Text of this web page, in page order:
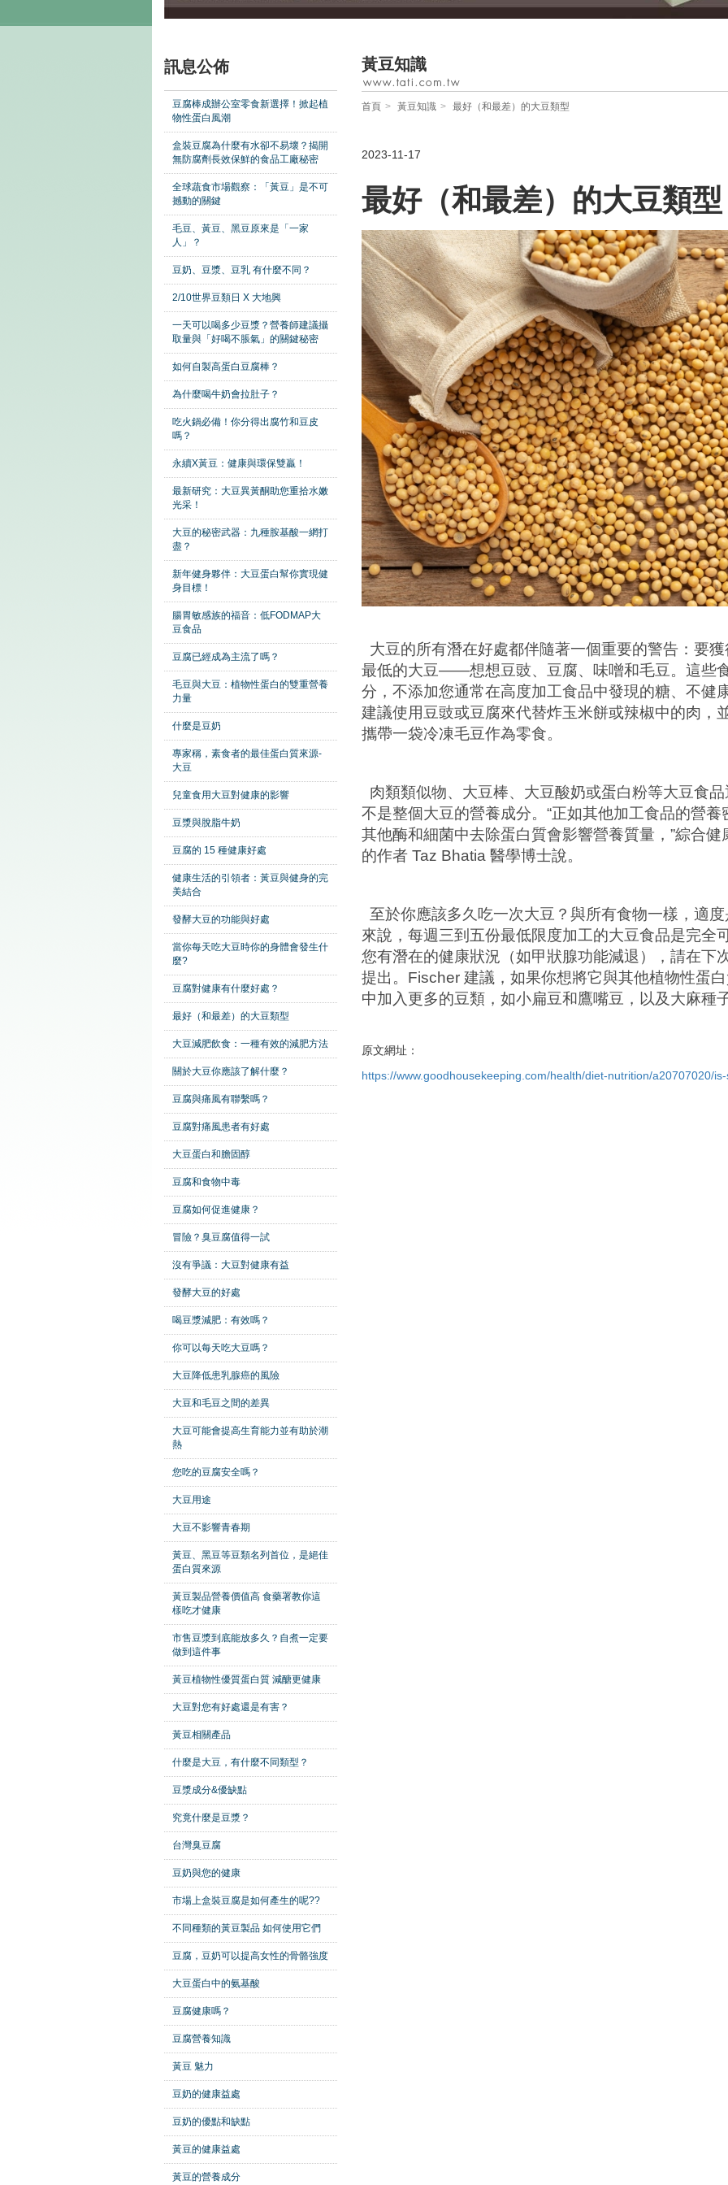
訊息公佈
豆腐棒成辦公室零食新選擇！掀起植
物性蛋白風潮
盒裝豆腐為什麼有水卻不易壞？揭開
無防腐劑長效保鮮的食品工廠秘密
全球蔬食市場觀察：「黃豆」是不可
撼動的關鍵
毛豆、黃豆、黑豆原來是「一家
人」？
豆奶、豆漿、豆乳 有什麼不同？
2/10世界豆類日 X 大地興
一天可以喝多少豆漿？營養師建議攝
取量與「好喝不脹氣」的關鍵秘密
如何自製高蛋白豆腐棒？
為什麼喝牛奶會拉肚子？
吃火鍋必備！你分得出腐竹和豆皮
嗎？
永續X黃豆：健康與環保雙贏！
最新研究：大豆異黃酮助您重拾水嫩
光采！
大豆的秘密武器：九種胺基酸一網打
盡？
新年健身夥伴：大豆蛋白幫你實現健
身目標！
腸胃敏感族的福音：低FODMAP大
豆食品
豆腐已經成為主流了嗎？
毛豆與大豆：植物性蛋白的雙重營養
力量
什麼是豆奶
專家稱，素食者的最佳蛋白質來源-
大豆
兒童食用大豆對健康的影響
豆漿與脫脂牛奶
豆腐的 15 種健康好處
健康生活的引領者：黃豆與健身的完
美結合
發酵大豆的功能與好處
當你每天吃大豆時你的身體會發生什
麼?
豆腐對健康有什麼好處？
最好（和最差）的大豆類型
大豆減肥飲食：一種有效的減肥方法
關於大豆你應該了解什麼？
豆腐與痛風有聯繫嗎？
豆腐對痛風患者有好處
大豆蛋白和膽固醇
豆腐和食物中毒
豆腐如何促進健康？
冒險？臭豆腐值得一試
沒有爭議：大豆對健康有益
發酵大豆的好處
喝豆漿減肥：有效嗎？
你可以每天吃大豆嗎？
大豆降低患乳腺癌的風險
大豆和毛豆之間的差異
大豆可能會提高生育能力並有助於潮
熱
您吃的豆腐安全嗎？
大豆用途
大豆不影響青春期
黃豆、黑豆等豆類名列首位，是絕佳
蛋白質來源
黃豆製品營養價值高 食藥署教你這
樣吃才健康
市售豆漿到底能放多久？自煮一定要
做到這件事
黃豆植物性優質蛋白質 減醣更健康
大豆對您有好處還是有害？
黃豆相關產品
什麼是大豆，有什麼不同類型？
豆漿成分&優缺點
究竟什麼是豆漿？
台灣臭豆腐
豆奶與您的健康
市場上盒裝豆腐是如何產生的呢??
不同種類的黃豆製品 如何使用它們
豆腐，豆奶可以提高女性的骨骼強度
大豆蛋白中的氨基酸
豆腐健康嗎？
豆腐營養知識
黃豆 魅力
豆奶的健康益處
豆奶的優點和缺點
黃豆的健康益處
黃豆的營養成分
黃豆知識
首頁 黃豆知識 最好（和最差）的大豆類型
2023-11-17
最好（和最差）的大豆類型
大豆的所有潛在好處都伴隨著一個重要的警告：要
最低的大豆——想想豆豉、豆腐、味噌和毛豆。這些
分，不添加您通常在高度加工食品中發現的糖、不健
建議使用豆豉或豆腐來代替炸玉米餅或辣椒中的肉，
攜帶一袋冷凍毛豆作為零食。
肉類類似物、大豆棒、大豆酸奶或蛋白粉等大豆食
不是整個大豆的營養成分。“正如其他加工食品的營
其他酶和細菌中去除蛋白質會影響營養質量，”綜合
的作者Taz Bhatia 醫學博士說。
至於你應該多久吃一次大豆？與所有食物一樣，適
來說，每週三到五份最低限度加工的大豆食品是完全
您有潛在的健康狀況（如甲狀腺功能減退），請在下
提出。 Fischer 建議，如果你想將它與其他植物性蛋
中加入更多的豆類，如小扁豆和鷹嘴豆，以及大麻種
原文網址：
https://www.goodhousekeeping.com/health/diet-nutrition/a20707020/